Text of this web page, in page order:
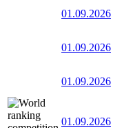
01.09.2026
01.09.2026
01.09.2026
01.09.2026